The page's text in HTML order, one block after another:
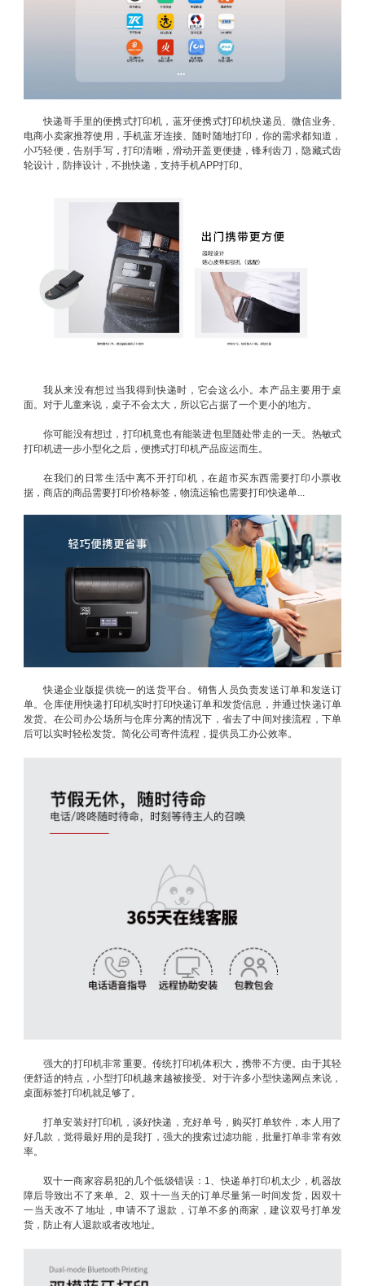
快递哥手里的便携式打印机，蓝牙便携式打印机快递员、微信业务、
电商小卖家推荐使用，手机蓝牙连接、随时随地打印，你的需求都知道，
小巧轻便，告别手写，打印清晰，滑动开盖更便捷，锋利齿刀，隐藏式齿
轮设计，防摔设计，不挑快递，支持手机APP打印。
我从来没有想过当我得到快递时，它会这么小。本产品主要用于桌
面。对于儿童来说，桌子不会太大，所以它占据了一个更小的地方。
你可能没有想过，打印机竟也有能装进包里随处带走的一天。热敏式
打印机进一步小型化之后，便携式打印机产品应运而生。
在我们的日常生活中离不开打印机，在超市买东西需要打印小票收
据，商店的商品需要打印价格标签，物流运输也需要打印快递单...
快递企业版提供统一的送货平台。销售人员负责发送订单和发送订
单。仓库使用快递打印机实时打印快递订单和发货信息，并通过快递订单
发货。在公司办公场所与仓库分离的情况下，省去了中间对接流程，下单
后可以实时轻松发货。简化公司寄件流程，提供员工办公效率。
强大的打印机非常重要。传统打印机体积大，携带不方便。由于其轻
便舒适的特点，小型打印机越来越被接受。对于许多小型快递网点来说，
桌面标签打印机就足够了。
打单安装好打印机，谈好快递，充好单号，购买打单软件，本人用了
好几款，觉得最好用的是我打，强大的搜索过滤功能，批量打单非常有效
率。
双十一商家容易犯的几个低级错误：1、快递单打印机太少，机器故
障后导致出不了来单。2、双十一当天的订单尽量第一时间发货，因双十
一当天改不了地址，申请不了退款，订单不多的商家，建议双号打单发
货，防止有人退款或者改地址。